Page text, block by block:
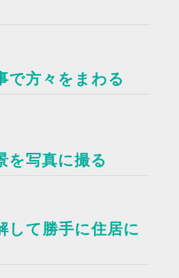
で方々をまわる
を写真に撮る
して勝手に住居に